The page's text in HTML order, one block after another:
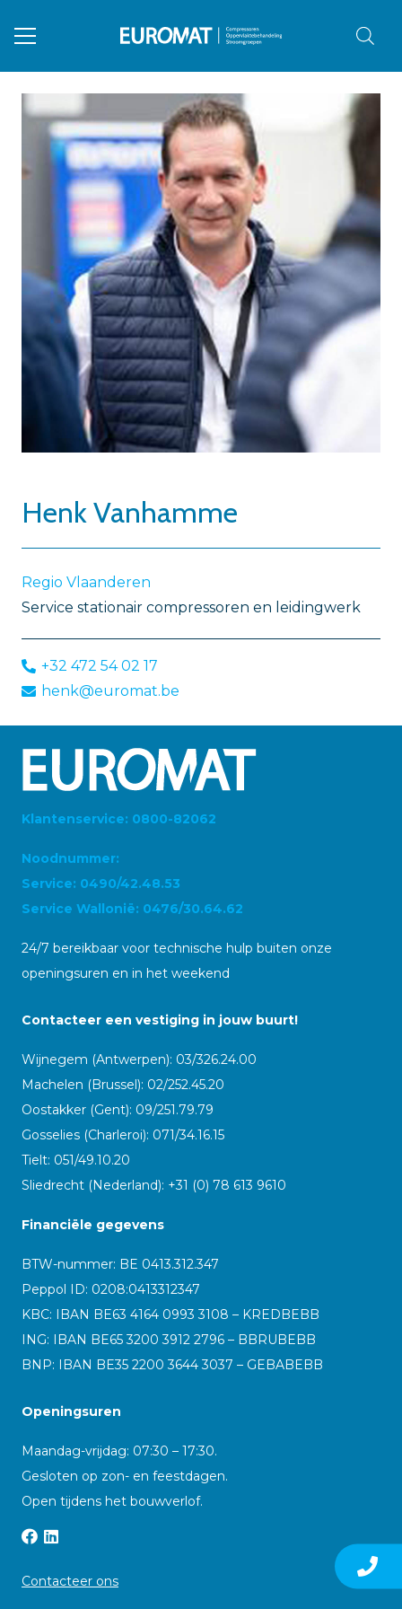
Henk Vanhamme
Regio Vlaanderen
Service stationair compressoren en leidingwerk
+32 472 54 02 17
henk@euromat.be
Klantenservice: 0800-82062
Noodnummer:
Service: 0490/42.48.53
Service Wallonië: 0476/30.64.62
24/7 bereikbaar voor technische hulp buiten onze
openingsuren en in het weekend
Contacteer een vestiging in jouw buurt!
Wijnegem (Antwerpen): 03/326.24.00
Machelen (Brussel): 02/252.45.20
Oostakker (Gent): 09/251.79.79
Gosselies (Charleroi): 071/34.16.15
Tielt: 051/49.10.20
Sliedrecht (Nederland): +31 (0) 78 613 9610
Financiële gegevens
BTW-nummer: BE 0413.312.347
Peppol ID: 0208:0413312347
KBC: IBAN BE63 4164 0993 3108 – KREDBEBB
ING: IBAN BE65 3200 3912 2796 – BBRUBEBB
BNP: IBAN BE35 2200 3644 3037 – GEBABEBB
Openingsuren
Maandag-vrijdag: 07:30 – 17:30.
Gesloten op zon- en feestdagen.
Open tijdens het bouwverlof.
Contacteer ons